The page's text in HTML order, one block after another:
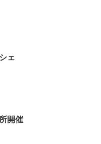
ェ
開催